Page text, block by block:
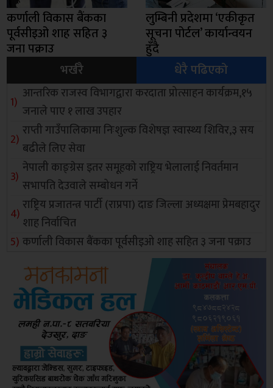
कर्णाली विकास बैंकका
पूर्वसीइओ शाह सहित ३
जना पक्राउ
लुम्बिनी प्रदेशमा ‘एकीकृत
सूचना पोर्टल’ कार्यान्वयन
हुँदै
भर्खरै
धेरै पढिएको
आन्तरिक राजस्व विभागद्वारा करदाता प्रोत्साहन कार्यक्रम,१५
जनाले पाए १ लाख उपहार
राप्ती गाउँपालिकामा निःशुल्क विशेषज्ञ स्वास्थ्य शिविर,३ सय
बढीले लिए सेवा
नेपाली काङ्ग्रेस इतर समूहको राष्ट्रिय भेलालाई निवर्तमान
सभापति देउवाले सम्बोधन गर्ने
राष्ट्रिय प्रजातन्त्र पार्टी (राप्रपा) दाङ जिल्ला अध्यक्षमा प्रेमबहादुर
शाह निर्वाचित
कर्णाली विकास बैंकका पूर्वसीइओ शाह सहित ३ जना पक्राउ